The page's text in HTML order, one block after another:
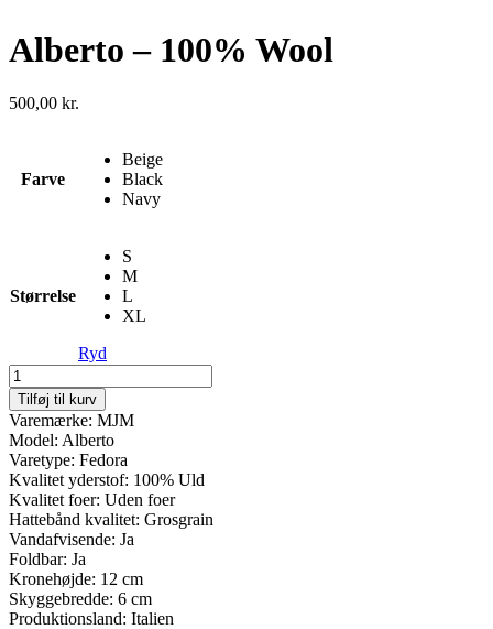
Alberto – 100% Wool
500,00 kr.
Farve
Beige
Black
Navy
Størrelse
S
M
L
XL
Ryd
Alberto
-
100%
Wool
antal
Tilføj til kurv
Varemærke: MJM
Model: Alberto
Varetype: Fedora
Kvalitet yderstof: 100% Uld
Kvalitet foer: Uden foer
Hattebånd kvalitet: Grosgrain
Vandafvisende: Ja
Foldbar: Ja
Kronehøjde: 12 cm
Skyggebredde: 6 cm
Produktionsland: Italien